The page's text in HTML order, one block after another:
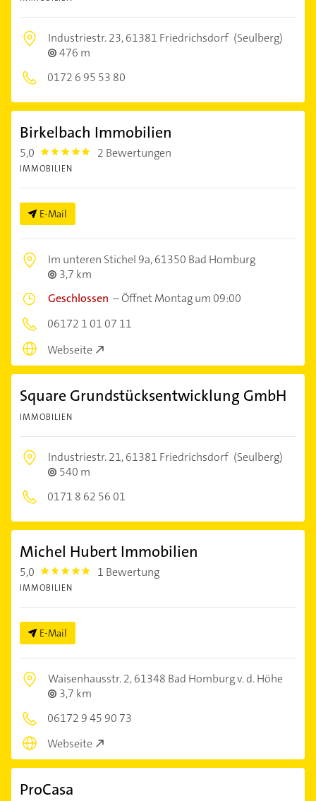
Industriestr. 23,61381 Friedrichsdorf (Seulberg)
476 m
0172 6 95 53 80
Birkelbach Immobilien
5,0 5.0 2 Bewertungen
IMMOBILIEN
E-Mail
Im unteren Stichel 9a,61350 Bad Homburg
3,7 km
Geschlossen –Öffnet Montag um 09:00
06172 1 01 07 11
Webseite
Square Grundstücksentwicklung GmbH
IMMOBILIEN
Industriestr. 21,61381 Friedrichsdorf (Seulberg)
540 m
0171 8 62 56 01
Michel Hubert Immobilien
5,0 5.0 1 Bewertung
IMMOBILIEN
E-Mail
Waisenhausstr. 2,61348 Bad Homburg v. d. Höhe
3,7 km
06172 9 45 90 73
Webseite
ProCasa